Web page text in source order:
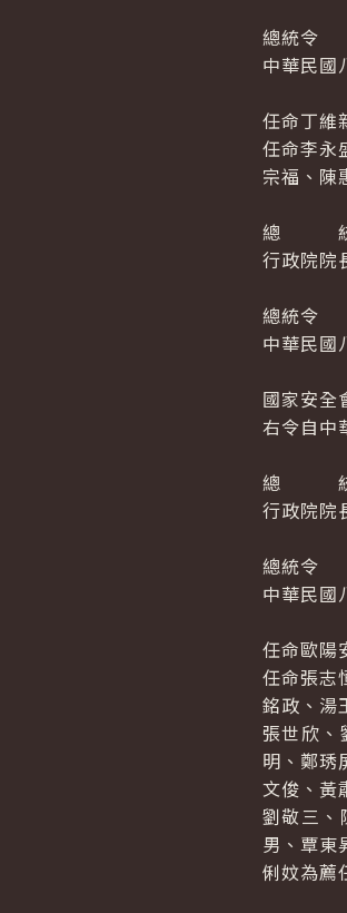
總統令
中華民國
任命丁維
任命李永
宗福、陳
總 統
行政院
總統令
中華民國
國家安全
右令自中
總 統
行政院
總統令
中華民國
任命歐陽
任命張志
銘政、湯
張世欣、
明、鄭琇
文俊、黃
劉敬三
男、覃東
俐妏為薦